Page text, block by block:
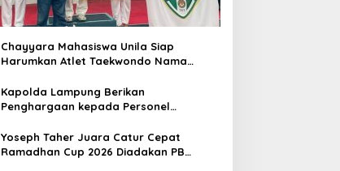
Chayyara Mahasiswa Unila Siap
Harumkan Atlet Taekwondo Nama
Kapolda Lampung Berikan
Penghargaan kepada Personel
Yoseph Taher Juara Catur Cepat
Ramadhan Cup 2026 Diadakan PB